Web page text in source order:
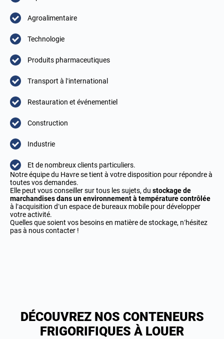
Agroalimentaire
Technologie
Produits pharmaceutiques
Transport à l’international
Restauration et événementiel
Construction
Industrie
Et de nombreux clients particuliers.
Notre équipe du Havre se tient à votre disposition pour répondre à
toutes vos demandes.
Elle peut vous conseiller sur tous les sujets, du stockage de
marchandises dans un environnement à température contrôlée
à l’acquisition d’un espace de bureaux mobile pour développer
votre activité.
Quelles que soient vos besoins en matière de stockage, n’hésitez
pas à nous contacter !
DÉCOUVREZ NOS CONTENEURS
FRIGORIFIQUES À LOUER